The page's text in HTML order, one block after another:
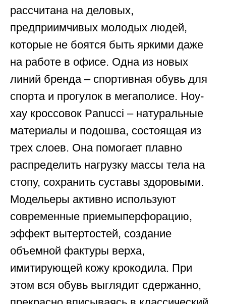
рассчитана на деловых,
предприимчивых молодых людей,
которые не боятся быть яркими даже
на работе в офисе. Одна из новых
линий бренда – спортивная обувь для
спорта и прогулок в мегаполисе. Ноу-
хау кроссовок Panucci – натуральные
материалы и подошва, состоящая из
трех слоев. Она помогает плавно
распределить нагрузку массы тела на
стопу, сохранить суставы здоровыми.
Модельеры активно используют
современные приемыперфорацию,
эффект вытертостей, создание
объемной фактуры верха,
имитирующей кожу крокодила. При
этом вся обувь выглядит сдержанно,